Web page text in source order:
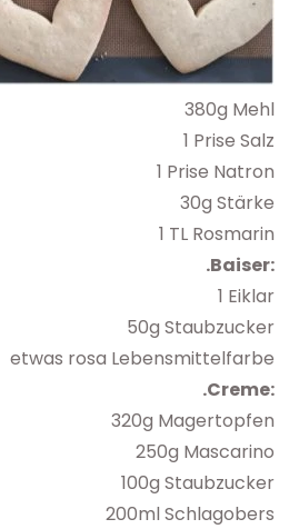
380g Mehl
1 Prise Salz
1 Prise Natron
30g Stärke
1 TL Rosmarin
.Baiser:
1 Eiklar
50g Staubzucker
etwas rosa Lebensmittelfarbe
.Creme:
320g Magertopfen
250g Mascarino
100g Staubzucker
200ml Schlagobers